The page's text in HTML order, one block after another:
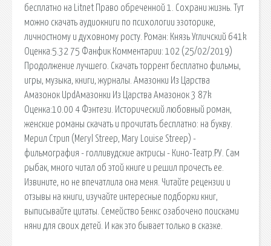
бесплатно на Litnet Право обреченной 1. Сохрани жизнь. Тут
можно скачать аудиокниги по психологии эзоторике,
личностному и духовному росту. Роман: Князь Угличский 641k
Оценка:5.32 75 Фанфик Комментарии: 102 (25/02/2019)
Продолжение лучшего. Скачать торрент бесплатно фильмы,
игры, музыка, книги, журналы. Амазонки Из Царства
Амазонок UpdАмазонки Из Царства Амазонок 3 87k
Оценка:10.00 4 Фэнтези. Исторический любовный роман,
женские романы скачать и прочитать бесплатно: на букву.
Мерил Стрип (Meryl Streep, Mary Louise Streep) -
фильмография - голливудские актрисы - Кино-Театр.РУ. Сам
рыбак, много читал об этой книге и решил прочесть ее.
Извините, но не впечатлила она меня. Читайте рецензии и
отзывы на книги, изучайте интересные подборки книг,
выписывайте цитаты. Семейство Бенкс озабочено поисками
няни для своих детей. И как это бывает только в сказке.